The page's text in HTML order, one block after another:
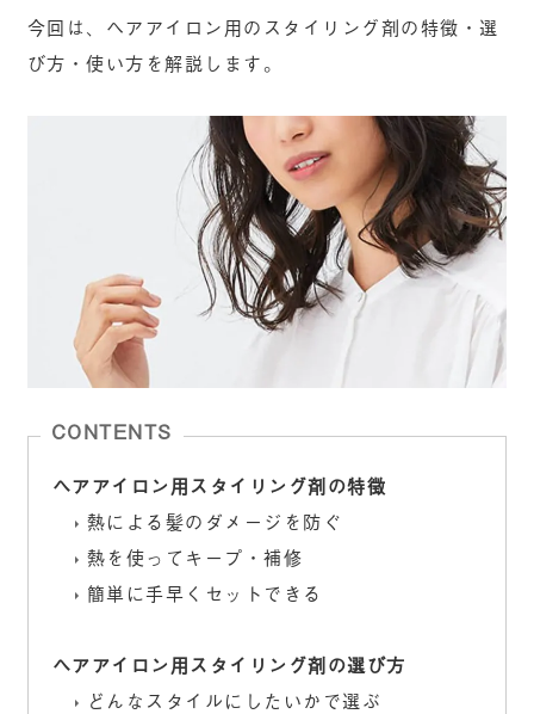
今回は、ヘアアイロン用のスタイリング剤の特徴・選
び方・使い方を解説します。
CONTENTS
ヘアアイロン用スタイリング剤の特徴
熱による髪のダメージを防ぐ
熱を使ってキープ・補修
簡単に手早くセットできる
ヘアアイロン用スタイリング剤の選び方
どんなスタイルにしたいかで選ぶ